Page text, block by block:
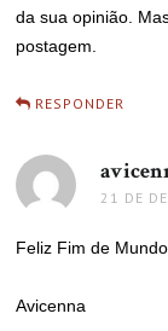
da sua opinião.
postagem.
RESPONDER
21 DE
Feliz Fim de
Avicenna